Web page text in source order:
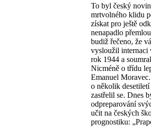
To byl český
mrtvolného klidu
získat pro ještě
nenapadlo
budiž řečeno, že
vysloužil internaci
rok 1944 a
Nicméně o třídu
Emanuel
o několik
zastřelil se. Dnes
odpreparování
učit na českých
prognostiku: